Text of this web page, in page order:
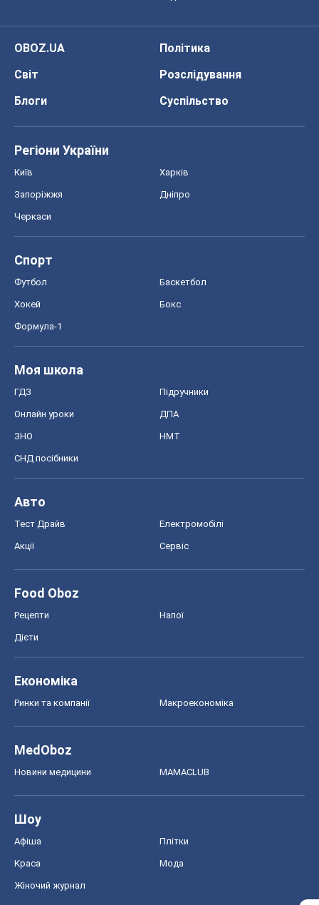
OBOZ.UA
Політика
Світ
Розслідування
Блоги
Суспільство
Регіони України
Київ Харків
Запоріжжя Дніпро
Черкаси
Спорт
Футбол Баскетбол
Хокей Бокс
Формула-1
Моя школа
ГДЗ Підручники
Онлайн уроки ДПА
ЗНО НМТ
СНД посібники
Авто
Тест Драйв Електромобілі
Акції Сервіс
Food Oboz
Рецепти Напої
Дієти
Економіка
Ринки та компанії Макроекономіка
MedOboz
Новини медицини MAMACLUB
Шоу
Афіша Плітки
Краса Мода
Жіночий журнал